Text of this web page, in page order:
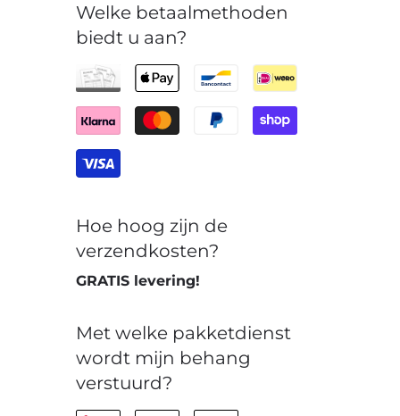
Welke betaalmethoden
biedt u aan?
Hoe hoog zijn de
verzendkosten?
GRATIS levering!
Met welke pakketdienst
wordt mijn behang
verstuurd?